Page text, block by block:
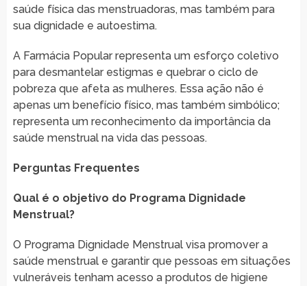
saúde física das menstruadoras, mas também para
sua dignidade e autoestima.
A Farmácia Popular representa um esforço coletivo
para desmantelar estigmas e quebrar o ciclo de
pobreza que afeta as mulheres. Essa ação não é
apenas um benefício físico, mas também simbólico;
representa um reconhecimento da importância da
saúde menstrual na vida das pessoas.
Perguntas Frequentes
Qual é o objetivo do Programa Dignidade
Menstrual?
O Programa Dignidade Menstrual visa promover a
saúde menstrual e garantir que pessoas em situações
vulneráveis tenham acesso a produtos de higiene